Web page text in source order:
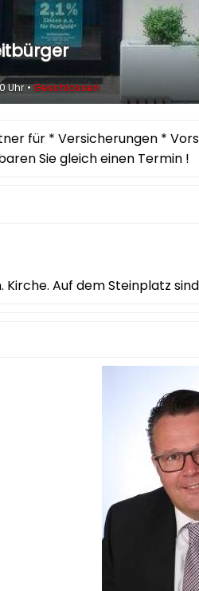
Uhr •Geschlossen
für * Versicherungen *
Sie gleich einen Termin !
Auf dem Steinplatz